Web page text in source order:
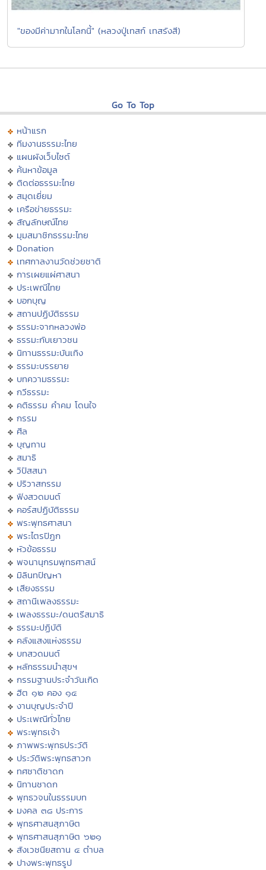
"ของมีค่ามากในโลกนี้" (หลวงปู่เทสก์ เทสรังสี)
Go To Top
หน้าแรก
ทีมงานธรรมะไทย
แผนผังเว็บไซต์
ค้นหาข้อมูล
ติดต่อธรรมะไทย
สมุดเยี่ยม
เครือข่ายธรรมะ
สัญลักษณ์ไทย
มุมสมาชิกธรรมะไทย
Donation
เทศกาลงานวัดช่วยชาติ
การเผยแผ่ศาสนา
ประเพณีไทย
บอกบุญ
สถานปฏิบัติธรรม
ธรรมะจากหลวงพ่อ
ธรรมะกับเยาวชน
นิทานธรรมะบันเทิง
ธรรมะบรรยาย
บทความธรรมะ
กวีธรรมะ
คติธรรม คำคม โดนใจ
กรรม
ศีล
บุญทาน
สมาธิ
วิปัสสนา
ปริวาสกรรม
ฟังสวดมนต์
คอร์สปฏิบัติธรรม
พระพุทธศาสนา
พระไตรปิฏก
หัวข้อธรรม
พจนานุกรมพุทธศาสน์
มิลินทปัญหา
เสียงธรรม
สถานีเพลงธรรมะ
เพลงธรรมะ/ดนตรีสมาธิ
ธรรมะปฏิบัติ
คลังแสงแห่งธรรม
บทสวดมนต์
หลักธรรมนำสุขฯ
กรรมฐานประจำวันเกิด
ฮีต ๑๒ คอง ๑๔
งานบุญประจำปี
ประเพณีทั่วไทย
พระพุทธเจ้า
ภาพพระพุทธประวัติ
ประวัติพระพุทธสาวก
ทศชาติชาดก
นิทานชาดก
พุทธวจนในธรรมบท
มงคล ๓๘ ประการ
พุทธศาสนสุภาษิต
พุทธศาสนสุภาษิต ๖๒๑
สังเวชนียสถาน ๔ ตำบล
ปางพระพุทธรูป